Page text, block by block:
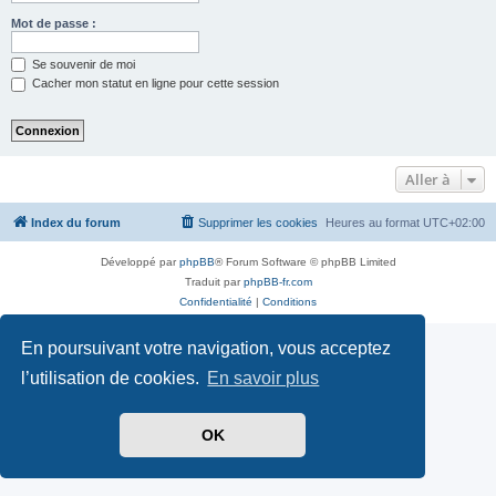
En poursuivant votre navigation, vous acceptez
l’utilisation de cookies. En savoir plus
OK
Mot de passe :
Se souvenir de moi
Cacher mon statut en ligne pour cette session
Aller à
Index du forum Heures au format UTC+02:00
Supprimer les cookies
Développé parphpBB® Forum Software © phpBB Limited
Traduit parphpBB-fr.com
Confidentialité | Conditions